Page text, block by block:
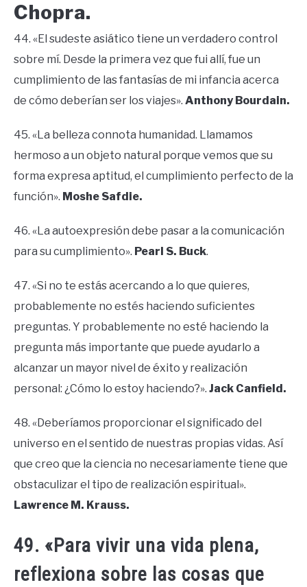
Chopra.
44. «El sudeste asiático tiene un verdadero control
sobre mí. Desde la primera vez que fui allí, fue un
cumplimiento de las fantasías de mi infancia acerca
de cómo deberían ser los viajes». Anthony Bourdain.
45. «La belleza connota humanidad. Llamamos
hermoso a un objeto natural porque vemos que su
forma expresa aptitud, el cumplimiento perfecto de la
función». Moshe Safdie.
46. «La autoexpresión debe pasar a la comunicación
para su cumplimiento». Pearl S. Buck.
47. «Si no te estás acercando a lo que quieres,
probablemente no estés haciendo suficientes
preguntas. Y probablemente no esté haciendo la
pregunta más importante que puede ayudarlo a
alcanzar un mayor nivel de éxito y realización
personal: ¿Cómo lo estoy haciendo?». Jack Canfield.
48. «Deberíamos proporcionar el significado del
universo en el sentido de nuestras propias vidas. Así
que creo que la ciencia no necesariamente tiene que
obstaculizar el tipo de realización espiritual».
Lawrence M. Krauss.
49. «Para vivir una vida plena,
reflexiona sobre las cosas que